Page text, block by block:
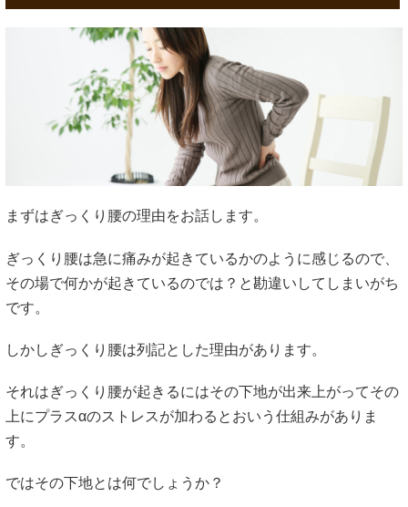
まずはぎっくり腰の理由をお話します。
ぎっくり腰は急に痛みが起きているかのように感じるので、
その場で何かが起きているのでは？と勘違いしてしまいがち
です。
しかしぎっくり腰は列記とした理由があります。
それはぎっくり腰が起きるにはその下地が出来上がってその
上にプラスαのストレスが加わるとおいう仕組みがありま
す。
ではその下地とは何でしょうか？